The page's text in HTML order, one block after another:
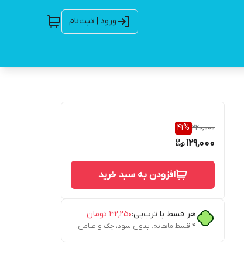
ورود | ثبت‌نام
220,000
41%
129,000
افزودن به سبد خرید
هر قسط با ترب‌پی:۳۲٬۲۵۰ تومان
۴ قسط ماهانه. بدون سود، چک و ضامن.